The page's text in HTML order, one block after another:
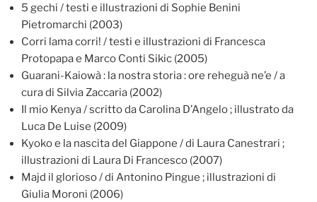
5 gechi / testi e illustrazioni di Sophie Benini
Pietromarchi (2003)
Corri lama corri! / testi e illustrazioni di Francesca
Protopapa e Marco Conti Sikic (2005)
Guarani-Kaiowà : la nostra storia : ore reheguà ne’e / a
cura di Silvia Zaccaria (2002)
Il mio Kenya / scritto da Carolina D’Angelo ; illustrato da
Luca De Luise (2009)
Kyoko e la nascita del Giappone / di Laura Canestrari ;
illustrazioni di Laura Di Francesco (2007)
Majd il glorioso / di Antonino Pingue ; illustrazioni di
Giulia Moroni (2006)